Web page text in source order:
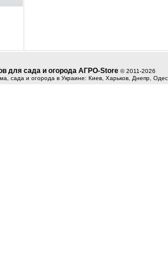
для сада и огорода АГРО-Store © 2011-2026
сада и огорода в Украине: Киев, Харьков, Днепр,